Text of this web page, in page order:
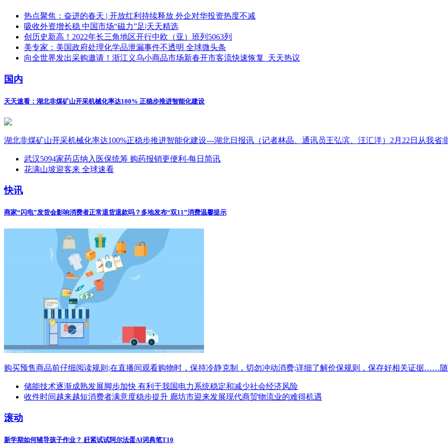
热点聚焦：奋进的春天 | 开放红利持续释放 外企对华投资热度不减
吸收外资增长稳 中国市场“磁力”足|天天精选
创历史新高！2022年长三角地区开行中欧（亚）班列5063列
美专家：美国政府处理化学品泄漏事件不透明 全球微头条
向全世界发出采购邀请！浙江义乌小商品市场新春开市客流快速恢复_天天热议
国内
天天速看：湖北非煤矿山开采机械化率达100% 正稳步推进智能化建设
湖北非煤矿山开采机械化率达100%正稳步推进智能化建设---湖北日报讯（记者林晶、通讯员王弘滨、汪汇洋）2月22日从我省
武汉5094家药店纳入医保统筹 购药报销更便利-每日简讯
花满山坡迎客来 全球速看
快讯
商家“闪电”发货会影响消费者正常退货退款吗？多地发布“双11”消费温馨提示
购买预售商品前仔细阅读规则;在直播间观看购物时，保持冷静克制，切勿冲动消费;详细了解价保规则，保存好相关证据……随
储能技术逐渐成熟发展脚步加快 有利于我国电力系统稳定和减少社会经济风险
收件时间越来越短消费者满意度稳步提升 廊坊市迎来发展现代商贸物流业的难得机遇
滚动
新学期如何辅导孩子作业？ 赶紧试试阿尔法蛋AI词典笔T10